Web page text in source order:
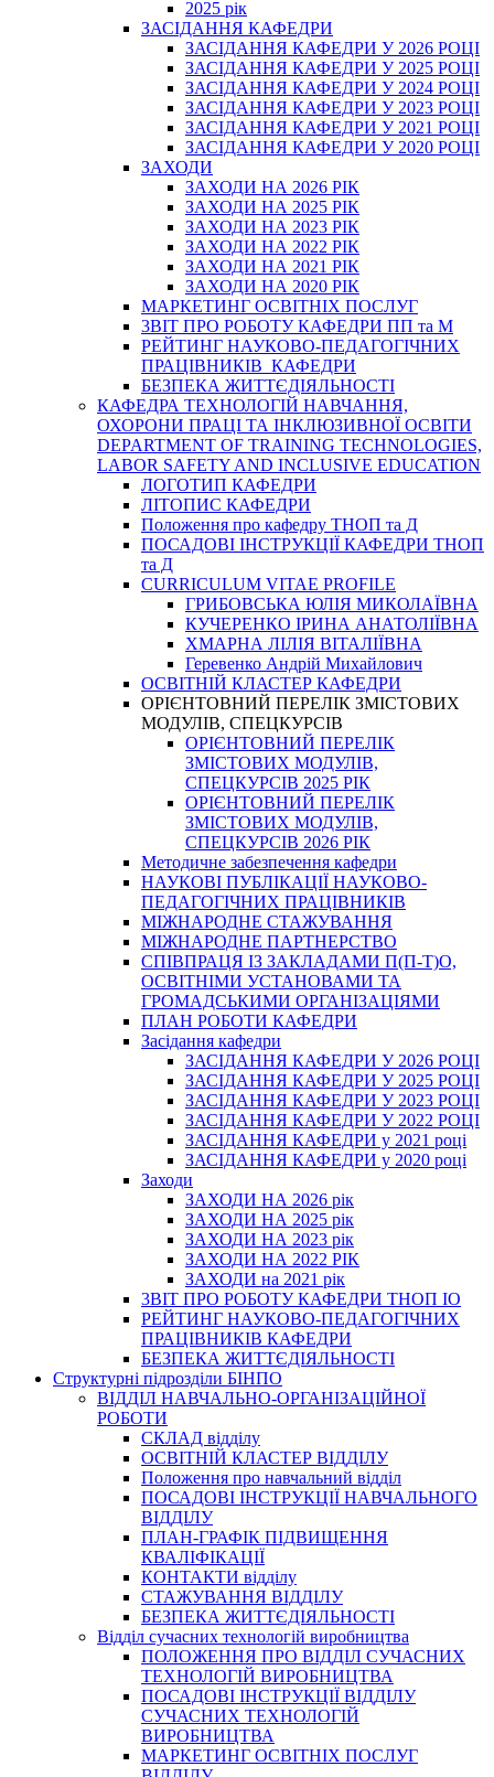
2025 рік
ЗАСІДАННЯ КАФЕДРИ
ЗАСІДАННЯ КАФЕДРИ У 2026 РОЦІ
ЗАСІДАННЯ КАФЕДРИ У 2025 РОЦІ
ЗАСІДАННЯ КАФЕДРИ У 2024 РОЦІ
ЗАСІДАННЯ КАФЕДРИ У 2023 РОЦІ
ЗАСІДАННЯ КАФЕДРИ У 2021 РОЦІ
ЗАСІДАННЯ КАФЕДРИ У 2020 РОЦІ
ЗАХОДИ
ЗАХОДИ НА 2026 РІК
ЗАХОДИ НА 2025 РІК
ЗАХОДИ НА 2023 РІК
ЗАХОДИ НА 2022 РІК
ЗАХОДИ НА 2021 РІК
ЗАХОДИ НА 2020 РІК
МАРКЕТИНГ ОСВІТНІХ ПОСЛУГ
3BIT ПРО РОБОТУ КАФЕДРИ ПП та М
РЕЙТИНГ НАУКОВО-ПЕДАГОГІЧНИХ
ПРАЦІВНИКІВ КАФЕДРИ
БЕЗПЕКА ЖИТТЄДІЯЛЬНОСТІ
КАФЕДРА ТЕХНОЛОГІЙ НАВЧАННЯ,
ОХОРОНИ ПРАЦІ ТА ІНКЛЮЗИВНОЇ ОСВІТИ
DEPARTMENT OF TRAINING TECHNOLOGIES,
LABOR SAFETY AND INCLUSIVE EDUCATION
ЛОГОТИП КАФЕДРИ
ЛІТОПИС КАФЕДРИ
Положення про кафедру ТНОП та Д
ПОСАДОВІ ІНСТРУКЦІЇ КАФЕДРИ ТНОП
та Д
CURRICULUM VITAE PROFILE
ГРИБОВСЬКА ЮЛІЯ МИКОЛАЇВНА
КУЧЕРЕНКО ІРИНА АНАТОЛІЇВНА
ХМАРНА ЛІЛІЯ ВІТАЛІЇВНА
Геревенко Андрій Михайлович
ОСВІТНІЙ КЛАСТЕР КАФЕДРИ
ОРІЄНТОВНИЙ ПЕРЕЛІК ЗМІСТОВИХ
МОДУЛІВ, СПЕЦКУРСІВ
ОРІЄНТОВНИЙ ПЕРЕЛІК
ЗМІСТОВИХ МОДУЛІВ,
СПЕЦКУРСІВ 2025 РІК
ОРІЄНТОВНИЙ ПЕРЕЛІК
ЗМІСТОВИХ МОДУЛІВ,
СПЕЦКУРСІВ 2026 РІК
Методичне забезпечення кафедри
НАУКОВІ ПУБЛІКАЦІЇ НАУКОВО-
ПЕДАГОГІЧНИХ ПРАЦІВНИКІВ
МІЖНАРОДНЕ СТАЖУВАННЯ
МІЖНАРОДНЕ ПАРТНЕРСТВО
СПІВПРАЦЯ ІЗ ЗАКЛАДАМИ П(П-Т)О,
ОСВІТНІМИ УСТАНОВАМИ ТА
ГРОМАДСЬКИМИ ОРГАНІЗАЦІЯМИ
ПЛАН РОБОТИ КАФЕДРИ
Засідання кафедри
ЗАСІДАННЯ КАФЕДРИ У 2026 РОЦІ
ЗАСІДАННЯ КАФЕДРИ У 2025 РОЦІ
ЗАСІДАННЯ КАФЕДРИ У 2023 РОЦІ
ЗАСІДАННЯ КАФЕДРИ У 2022 РОЦІ
ЗАСІДАННЯ КАФЕДРИ у 2021 році
ЗАСІДАННЯ КАФЕДРИ у 2020 році
Заходи
ЗАХОДИ НА 2026 рік
ЗАХОДИ НА 2025 рік
ЗАХОДИ НА 2023 рік
ЗАХОДИ НА 2022 РІК
ЗАХОДИ на 2021 рік
3BIT ПРО РОБОТУ КАФЕДРИ ТНОП ІО
РЕЙТИНГ НАУКОВО-ПЕДАГОГІЧНИХ
ПРАЦІВНИКІВ КАФЕДРИ
БЕЗПЕКА ЖИТТЄДІЯЛЬНОСТІ
Структурні підрозділи БІНПО
ВІДДІЛ НАВЧАЛЬНО-ОРГАНІЗАЦІЙНОЇ
РОБОТИ
СКЛАД відділу
ОСВІТНІЙ КЛАСТЕР ВІДДІЛУ
Положення про навчальний вiддiл
ПОСАДОВІ ІНСТРУКЦІЇ НАВЧАЛЬНОГО
ВІДДІЛУ
ПЛАН-ГРАФІК ПІДВИЩЕННЯ
КВАЛІФІКАЦІЇ
КОНТАКТИ відділу
СТАЖУВАННЯ ВІДДІЛУ
БЕЗПЕКА ЖИТТЄДІЯЛЬНОСТІ
Відділ сучасних технологій виробництва
ПОЛОЖЕННЯ ПРО ВІДДІЛ СУЧАСНИХ
ТЕХНОЛОГІЙ ВИРОБНИЦТВА
ПОСАДОВІ ІНСТРУКЦІЇ ВІДДІЛУ
СУЧАСНИХ ТЕХНОЛОГІЙ
ВИРОБНИЦТВА
МАРКЕТИНГ ОСВІТНІХ ПОСЛУГ